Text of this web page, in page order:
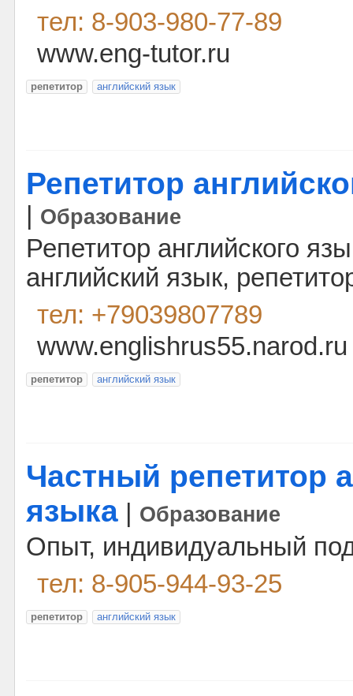
тел: 8-903-980-77-89
www.eng-tutor.ru
репетитор английский язык
Репетитор
Образование
Репетитор английского
английский язык,
тел: +79039807789
www.englishrus55.narod.ru
репетитор английский язык
Частный репетитор
языка
Образование
Опыт, индивидуальный
тел: 8-905-944-93-25
репетитор английский язык